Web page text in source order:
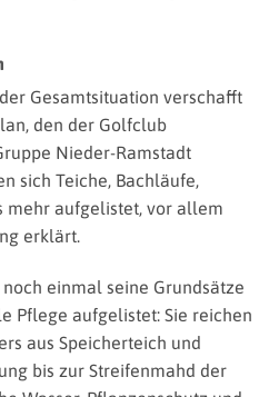
Gesamtsituation verschafft
den der Golfclub
Nieder-Ramstadt
sich Teiche, Bachläufe,
mehr aufgelistet, vor allem
erklärt.
einmal seine Grundsätze
Pflege aufgelistet: Sie reichen
aus Speicherteich und
bis zur Streifenmahd der